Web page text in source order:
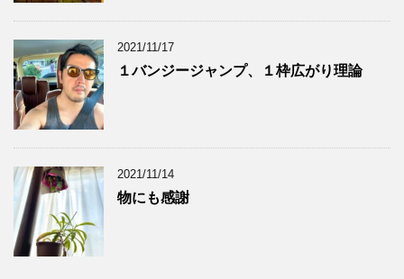
2021/11/17
１バンジージャンプ、１枠広がり理論
2021/11/14
物にも感謝